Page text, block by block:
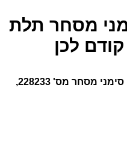
מסחר תלת
לכן
SEVEN TOWNS (בקשה לרישום סימני מסחר מס' 228233,